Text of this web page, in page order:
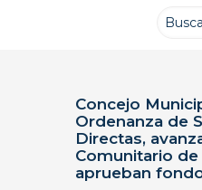
Concejo
Ordenanza de
Directas,
Comunitario
aprueban